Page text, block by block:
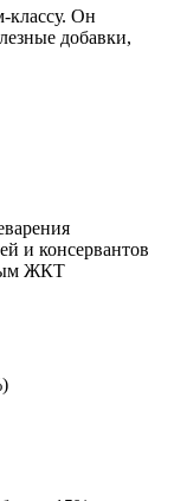
классу. Он
добавки,
и консервантов
ЖКТ